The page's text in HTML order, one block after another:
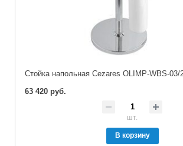
Стойка напольная Cezares OLIMP-WBS-03/
63 420 руб.
шт.
В корзину